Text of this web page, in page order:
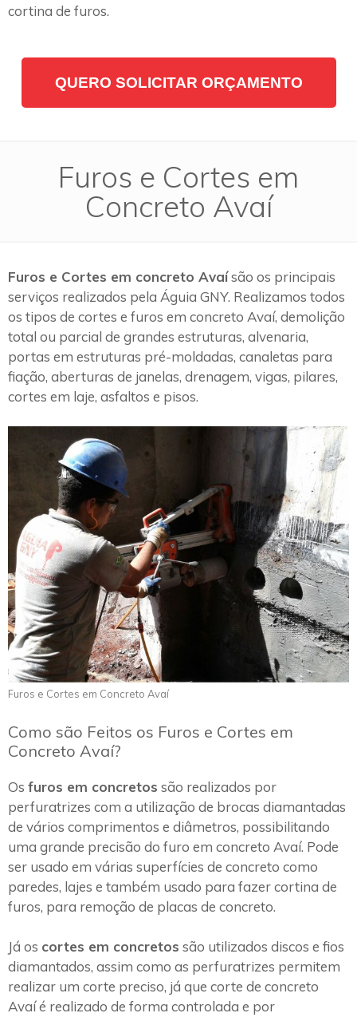
cortina de furos.
QUERO SOLICITAR ORÇAMENTO
Furos e Cortes em
Concreto Avaí
Furos e Cortes em concreto Avaísão os principais
serviços realizados pela Águia GNY. Realizamos todos
os tipos de cortes e furos em concreto Avaí, demolição
total ou parcial de grandes estruturas, alvenaria,
portas em estruturas pré-moldadas, canaletas para
fiação, aberturas de janelas, drenagem, vigas, pilares,
cortes em laje, asfaltos e pisos.
Furos e Cortes em Concreto Avaí
Como são Feitos os Furos e Cortes em
Concreto Avaí?
Os furos em concretos são realizados por
perfuratrizes com a utilização de brocas diamantadas
de vários comprimentos e diâmetros, possibilitando
uma grande precisão do furo em concreto Avaí. Pode
ser usado em várias superfícies de concreto como
paredes, lajes e também usado para fazer cortina de
furos, para remoção de placas de concreto.
Já os cortes em concretos são utilizados discos e fios
diamantados, assim como as perfuratrizes permitem
realizar um corte preciso, já que corte de concreto
Avaí é realizado de forma controlada e por